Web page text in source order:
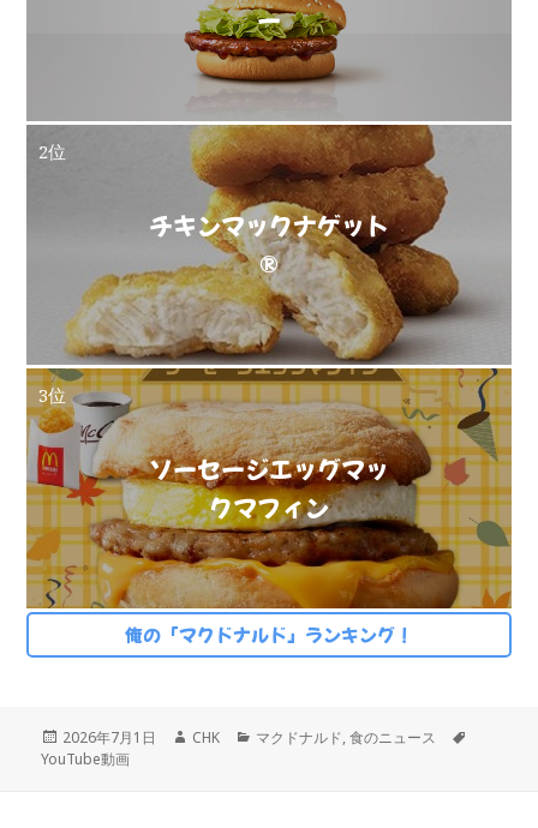
ー
2位
チキンマックナゲット
®
3位
ソーセージエッグマッ
クマフィン
俺の「マクドナルド」ランキング！
投
稿
2026年7月1日
作
CHK
カ
マクドナルド,食のニュース
YouTube動画